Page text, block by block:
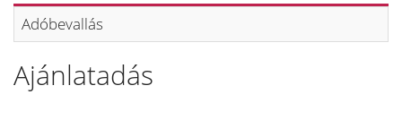
Adóbevallás
Ajánlatadás